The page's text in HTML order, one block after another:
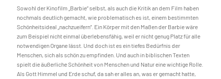
Sowohl der Kinofilm „Barbie“ selbst, als auch die Kritik an dem Film haben
nochmals deutlich gemacht, wie problematisch es ist, einem bestimmten
Schönheitsideal „nachzueifern“. Ein Körper mit den Maßen der Barbie wäre
zum Beispiel nicht einmal überlebensfähig, weil er nicht genug Platz für alle
notwendigen Organe lässt. Und doch ist es ein tiefes Bedürfnis der
Menschen, sich als schön zu empfinden. Und auch in biblischen Texten
spielt die äußerliche Schönheit von Menschen und Natur eine wichtige Rolle.
Als Gott Himmel und Erde schuf, da sah er alles an, was er gemacht hatte,